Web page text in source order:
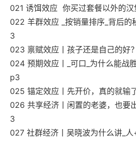
021 诱饵效应 你买过套餐以外的
022 羊群效应 _按销量排序_背后
3
023 禀赋效应丨孩子还是自己的好
024 预期效应丨_可口_为什么能战
p3
025 锚定效应丨先开价，真的就输
026 共享经济丨闲置的老婆，也要
3
027 社群经济丨吴晓波为什么讲_